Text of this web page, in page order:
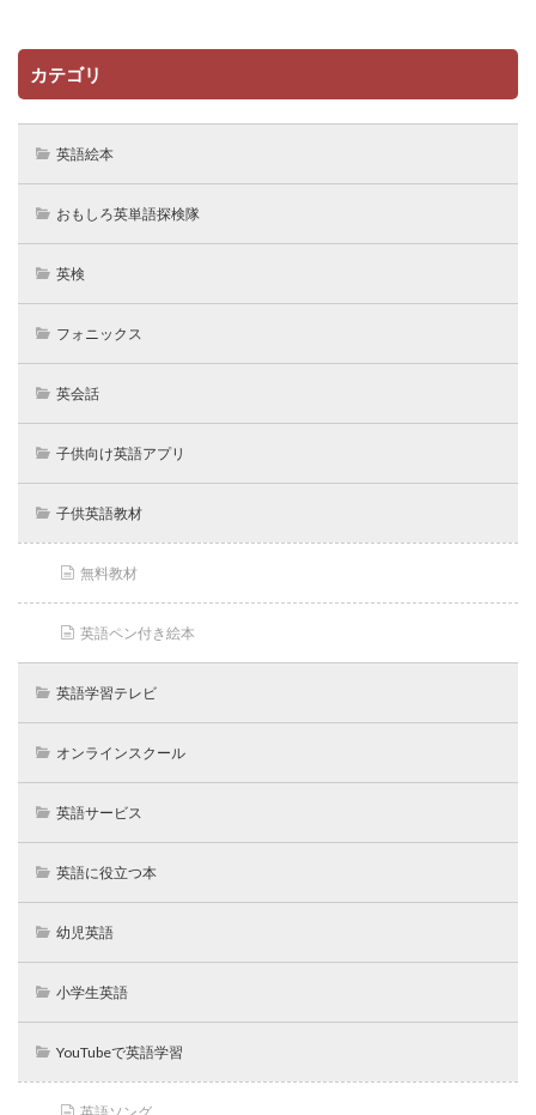
カテゴリ
英語絵本
おもしろ英単語探検隊
英検
フォニックス
英会話
子供向け英語アプリ
子供英語教材
無料教材
英語ペン付き絵本
英語学習テレビ
オンラインスクール
英語サービス
英語に役立つ本
幼児英語
小学生英語
YouTubeで英語学習